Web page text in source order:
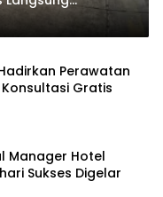
Perawatan
Gratis
Manager Hotel
Sukses Digelar